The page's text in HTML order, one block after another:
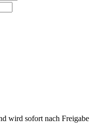
wird sofort nach Freigabe